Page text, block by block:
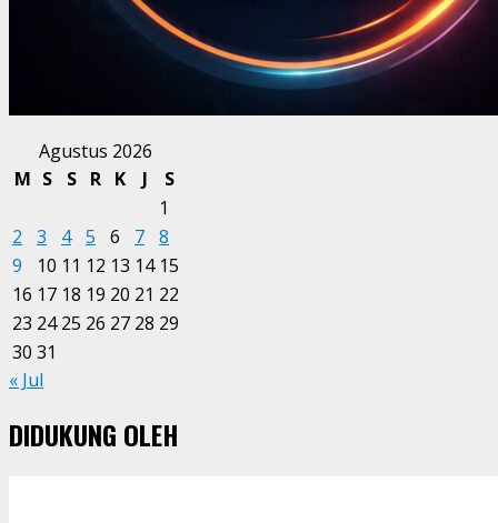
Agustus 2026
M S S R K J
S
1
2
3 4 5 6 7 8
9
10 11 12 13 14 15
16 17 18 19 20 21 22
23 24 25 26 27 28 29
30 31
« Jul
DIDUKUNG OLEH